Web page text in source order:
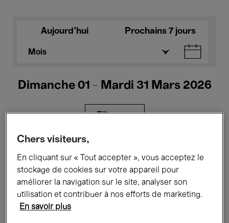
Aujourd'hui Prochains 7 jours
Mois
Dimanche 01 - Mardi 31 Mars 2026
Filtres
Expositions Films Performances
Rencontres & Débats Jazz
Chers visiteurs,
En cliquant sur « Tout accepter », vous acceptez le
stockage de cookies sur votre appareil pour
améliorer la navigation sur le site, analyser son
utilisation et contribuer à nos efforts de marketing.
En savoir plus